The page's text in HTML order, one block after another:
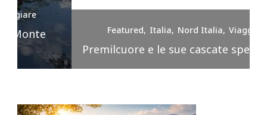
Italia Nord Italia Viaggiare
Premilcuore e le sue cascate spettacolari